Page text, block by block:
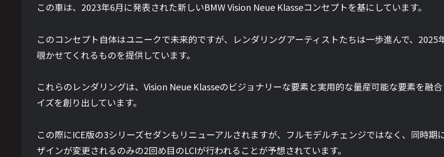
この車は、2023年6月に発表された新しいBMW Vision Neue Klasseコンセプトを基にしています。
このコンセプト自体はユニークで未来的ですが、レンダリングアーティストたちは一歩進んで、2025
覗かせてくれるものを提供しています。
これらのレンダリングは、Vision Neue Klasseのビジョナリーな要素と実用的な量産可能な要素を融
イズを創り出しています。
この際にICE版の3シリーズセダンもリニューアルされますが、フルモデルチェンジではなく、同時
ザインが変更されるのみの2回め目のLCIが行われることが予想されています。